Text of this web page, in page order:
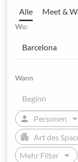
Alle Meet &
Wo:
Wann
person Personen arrow_drop_down
apartment Art des
Mehr Filter arrow_drop_down